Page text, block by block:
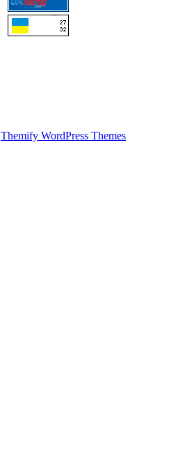
Themify WordPress Themes